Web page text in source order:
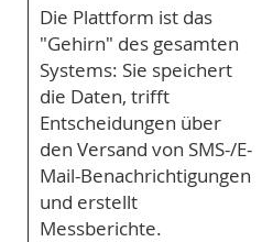
Die Plattform ist das
"Gehirn" des gesamten
Systems: Sie speichert
die Daten, trifft
Entscheidungen über
den Versand von SMS-/E-
Mail-Benachrichtigungen
und erstellt
Messberichte.